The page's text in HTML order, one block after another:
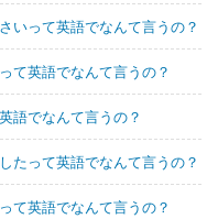
いって英語でなんて言うの？
て英語でなんて言うの？
語でなんて言うの？
たって英語でなんて言うの？
て英語でなんて言うの？